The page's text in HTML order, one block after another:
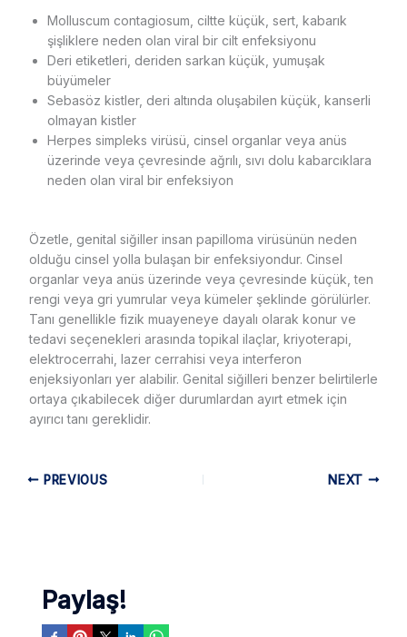
Molluscum contagiosum, ciltte küçük, sert, kabarık
şişliklere neden olan viral bir cilt enfeksiyonu
Deri etiketleri, deriden sarkan küçük, yumuşak
büyümeler
Sebasöz kistler, deri altında oluşabilen küçük, kanserli
olmayan kistler
Herpes simpleks virüsü, cinsel organlar veya anüs
üzerinde veya çevresinde ağrılı, sıvı dolu kabarcıklara
neden olan viral bir enfeksiyon
Özetle, genital siğiller insan papilloma virüsünün neden
olduğu cinsel yolla bulaşan bir enfeksiyondur. Cinsel
organlar veya anüs üzerinde veya çevresinde küçük, ten
rengi veya gri yumrular veya kümeler şeklinde görülürler.
Tanı genellikle fizik muayeneye dayalı olarak konur ve
tedavi seçenekleri arasında topikal ilaçlar, kriyoterapi,
elektrocerrahi, lazer cerrahisi veya interferon
enjeksiyonları yer alabilir. Genital siğilleri benzer belirtilerle
ortaya çıkabilecek diğer durumlardan ayırt etmek için
ayırıcı tanı gereklidir.
PREVIOUS NEXT
Paylaş!